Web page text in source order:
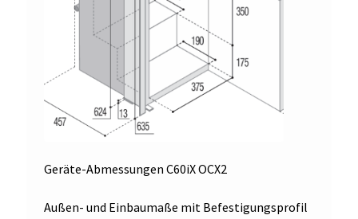
Geräte-Abmessungen C60iX OCX2
Außen- und Einbaumaße mit Befestigungsprofil